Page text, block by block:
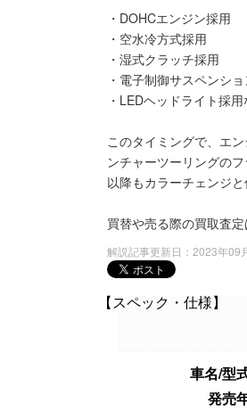
・DOHCエンジン採用
・空水冷方式採用
・湿式クラッチ採用
・電子制御サスペンシ
・LEDヘッドライト採
このタイミングで、エ
ンチャーツーリングの
以降もカラーチェンジ
買替や売る際の買取査
解説記事更新日：2023年09
【スペック・仕様】
車名/型
発売